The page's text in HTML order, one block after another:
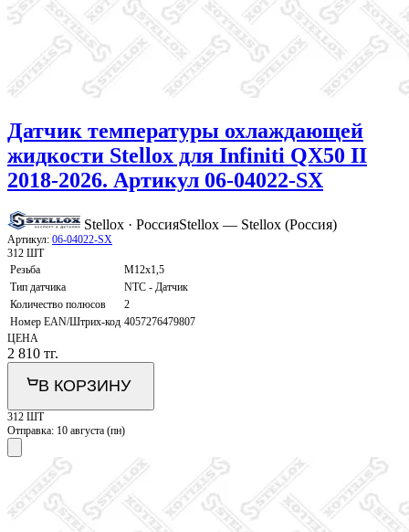
Датчик температуры охлаждающей
жидкости Stellox для Infiniti QX50 II
2018-2026. Артикул 06-04022-SX
Stellox · РоссияStellox — Stellox (Россия)
Артикул: 06-04022-SX
312 ШТ
Резьба
M12x1,5
Тип датчика
NTC - Датчик
Количество полюсов
2
Номер EAN/Штрих-код 4057276479807
ЦЕНА
2 810 тг.
В КОРЗИНУ
312 ШТ
Отправка: 10 августа (пн)